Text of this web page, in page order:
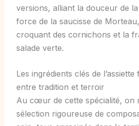
versions, alliant la douceur de
force de la saucisse de
croquant des cornichons et la
salade verte.
Les ingrédients clés de
entre tradition et terroir
Au cœur de cette spécialité, on
sélection rigoureuse de